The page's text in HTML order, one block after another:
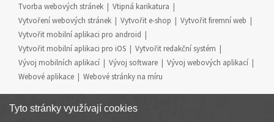
Tvorba webových stránek
Vtipná karikatura
Vytvoření webových stránek
Vytvořit e-shop
Vytvořit firemní web
Vytvořit mobilní aplikaci pro android
Vytvořit mobilní aplikaci pro iOS
Vytvořit redakční systém
Vývoj mobilních aplikací
Vývoj software
Vývoj webových aplikací
Webové aplikace
Webové stránky na míru
Tyto stránky využívají cookies